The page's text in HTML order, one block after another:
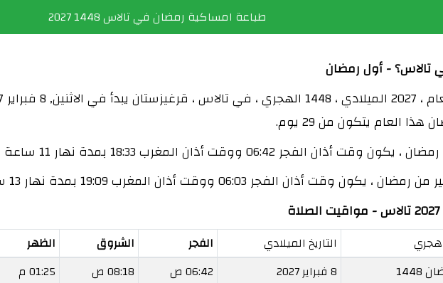
طباعة امساكية رمضان في تالاس 1448 2027
العام يتكون من 29 يوم.
06:42 ووقت أذان المغرب 18:33 بمدة نهار 11 ساعة و 51 دقيقة.
أذان الفجر 06:03 ووقت أذان المغرب 19:09 بمدة نهار 13 ساعة و 6 دقائق.
هجري التاريخ الميلادي الفجر الشروق الظهر
8 فبراير 2027 06:42 ص 08:18 ص 01:25 م